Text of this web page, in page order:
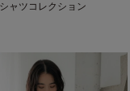
ャツコレクション